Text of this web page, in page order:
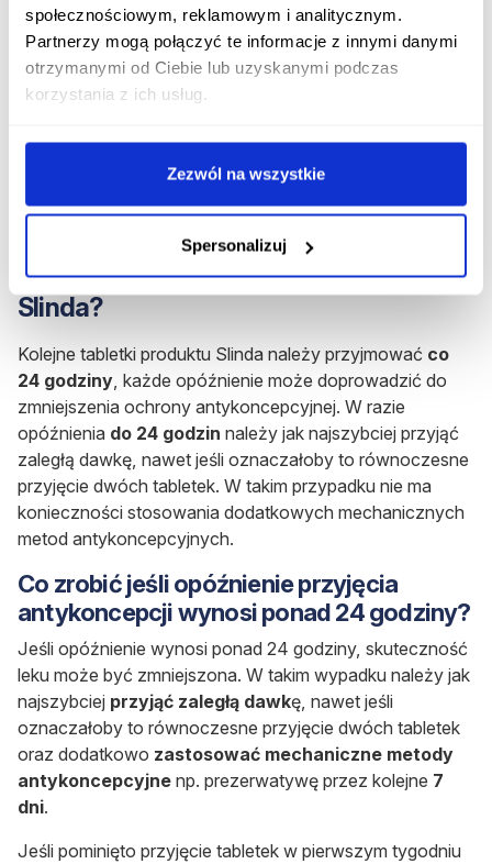
społecznościowym, reklamowym i analitycznym.
Partnerzy mogą połączyć te informacje z innymi danymi
otrzymanymi od Ciebie lub uzyskanymi podczas
korzystania z ich usług.
Zezwól na wszystkie
Spersonalizuj
wykluczyć organiczną przyczynę oraz rozważyć
zastosowanie innej metody antykoncepcyjnej.
Rozpocznij konsultację z Slinda
Otrzymaj konsultację lekarską na ten lek bez
wychodzenia z domu.
Rozpocznij konsultację
Co zrobić w razie pominięcia dawki leku
Slinda?
Kolejne tabletki produktu Slinda należy przyjmować co
24 godziny , każde opóźnienie może doprowadzić do
zmniejszenia ochrony antykoncepcyjnej. W razie
opóźnienia do 24 godzin należy jak najszybciej przyjąć
zaległą dawkę, nawet jeśli oznaczałoby to równoczesne
przyjęcie dwóch tabletek. W takim przypadku nie ma
konieczności stosowania dodatkowych mechanicznych
metod antykoncepcyjnych.
Co zrobić jeśli opóźnienie przyjęcia
antykoncepcji wynosiponad 24 godziny?
Jeśli opóźnienie wynosi ponad 24 godziny, skuteczność
leku może być zmniejszona. W takim wypadku należy jak
najszybciej przyjąć zaległą dawkę, nawet jeśli
oznaczałoby to równoczesne przyjęcie dwóch tabletek
oraz dodatkowo zastosować mechaniczne metody
antykoncepcyjne np. prezerwatywę przez kolejne 7
dni.
Jeśli pominięto przyjęcie tabletek w pierwszym tygodniu